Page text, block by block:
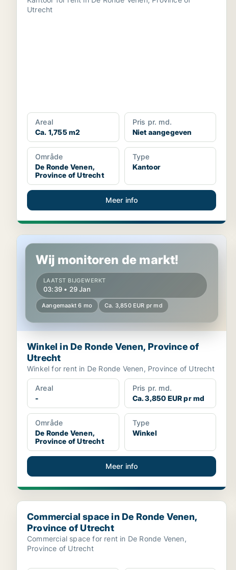
Utrecht
Areal
Ca. 1,755 m2
Pris pr. md.
Niet aangegeven
Område
De Ronde Venen,
Province of Utrecht
Type
Kantoor
Meer info
Winkel in De Ronde Venen, Province of Utrecht
Wij monitoren de markt!
LAATST BIJGEWERKT
03:39 • 29 Jan
Aangemaakt 6 mo Ca. 3,850 EUR pr md
Winkel in De Ronde Venen, Province of
Utrecht
Winkel for rent in De Ronde Venen, Province of Utrecht
Areal
-
Pris pr. md.
Ca. 3,850 EUR pr md
Område
De Ronde Venen,
Province of Utrecht
Type
Winkel
Meer info
Commercial space in De Ronde Venen, Province of
Commercial space in De Ronde Venen,
Province of Utrecht
Commercial space for rent in De Ronde Venen,
Province of Utrecht